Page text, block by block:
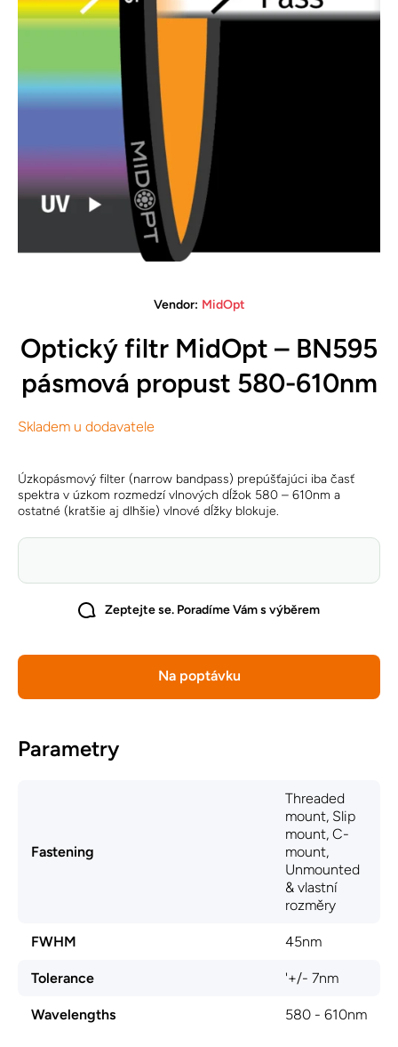
Vendor: MidOpt
Optický filtr MidOpt – BN595
pásmová propust 580-610nm
Skladem u dodavatele
Úzkopásmový filter (narrow bandpass) prepúšťajúci iba časť
spektra v úzkom rozmedzí vlnových dĺžok 580 – 610nm a
ostatné (kratšie aj dlhšie) vlnové dĺžky blokuje.
Zeptejte se. Poradíme Vám s výběrem
Na poptávku
Parametry
Fastening
Threaded
mount, Slip
mount, C-
mount,
Unmounted
& vlastní
rozměry
FWHM 45nm
Tolerance '+/- 7nm
Wavelengths 580 - 610nm